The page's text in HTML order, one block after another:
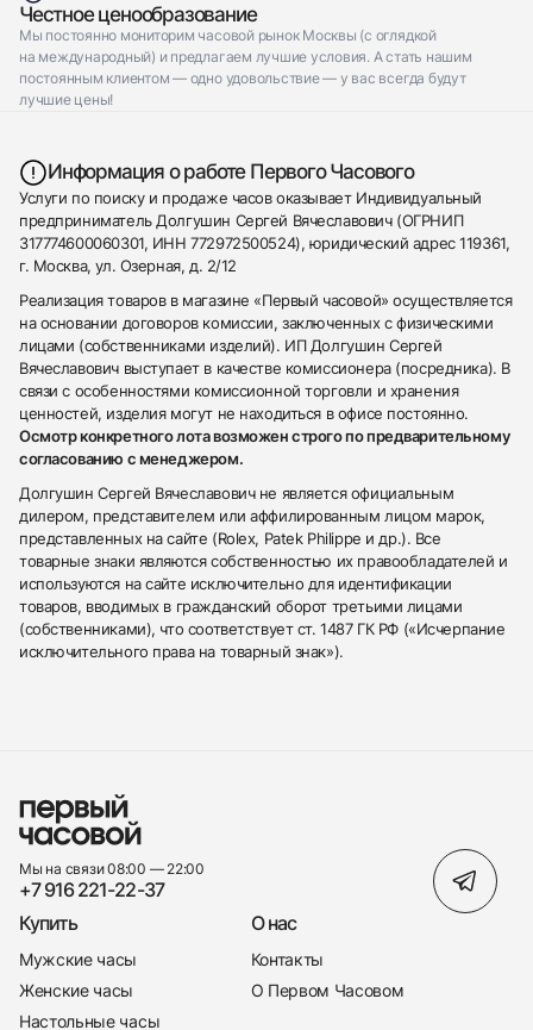
Честное ценообразование
Мы постоянно мониторим часовой рынок Москвы (с оглядкой
на международный) и предлагаем лучшие условия. А стать нашим
постоянным клиентом — одно удовольствие — у вас всегда будут
лучшие цены!
Информация о работе Первого Часового
Услуги по поиску и продаже часов оказывает Индивидуальный
предприниматель Долгушин Сергей Вячеславович (ОГРНИП
317774600060301, ИНН 772972500524), юридический адрес 119361,
г. Москва, ул. Озерная, д. 2/12
Реализация товаров в магазине «Первый часовой» осуществляется
на основании договоров комиссии, заключенных с физическими
лицами (собственниками изделий). ИП Долгушин Сергей
Вячеславович выступает в качестве комиссионера (посредника). В
связи с особенностями комиссионной торговли и хранения
ценностей, изделия могут не находиться в офисе постоянно.
Осмотр конкретного лота возможен строго по предварительному
согласованию с менеджером.
Долгушин Сергей Вячеславович не является официальным
дилером, представителем или аффилированным лицом марок,
представленных на сайте (Rolex, Patek Philippe и др.). Все
товарные знаки являются собственностью их правообладателей и
используются на сайте исключительно для идентификации
товаров, вводимых в гражданский оборот третьими лицами
(собственниками), что соответствует ст. 1487 ГК РФ («Исчерпание
исключительного права на товарный знак»).
Мы на связи 08:00 — 22:00
+7 916 221-22-37
Купить
Мужские часы
Женские часы
Настольные часы
О нас
Контакты
О Первом Часовом